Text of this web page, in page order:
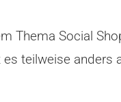
Thema Social
teilweise